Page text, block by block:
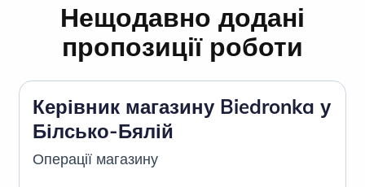
Нещодавно додані
пропозиції роботи
Керівник магазину Biedronka у
Білсько-Бялій
Операції магазину